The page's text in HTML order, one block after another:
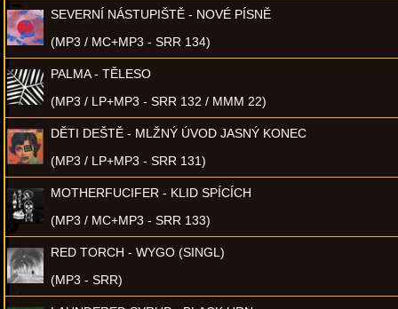
SEVERNÍ NÁSTUPIŠTĚ - NOVÉ PÍSNĚ
(MP3 / MC+MP3 - SRR 134)
PALMA - TĚLESO
(MP3 / LP+MP3 - SRR 132 / MMM 22)
DĚTI DEŠTĚ - MLŽNÝ ÚVOD JASNÝ KONEC
(MP3 / LP+MP3 - SRR 131)
MOTHERFUCIFER - KLID SPÍCÍCH
(MP3 / MC+MP3 - SRR 133)
RED TORCH - WYGO (SINGL)
(MP3 - SRR)